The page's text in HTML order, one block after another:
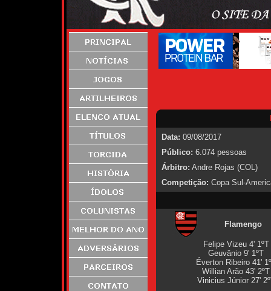
Data: 09/08/2017
Público: 6.074 pessoas
Árbitro: Andre Rojas (COL)
Competição: Copa Sul-
Flamengo
Felipe Vizeu 4' 1ºT
Geuvânio 9' 1ºT
Éverton Ribeiro 41'
Willian Arão 43' 2ºT
Vinicius Júnior 27'